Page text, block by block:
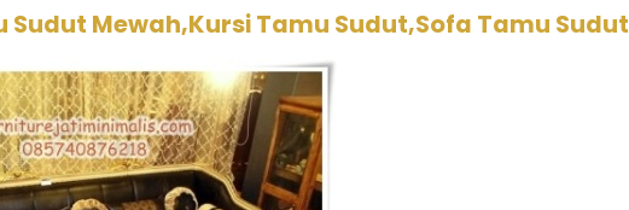
Mewah,Kursi Tamu Sudut,Sofa Tamu Sudut